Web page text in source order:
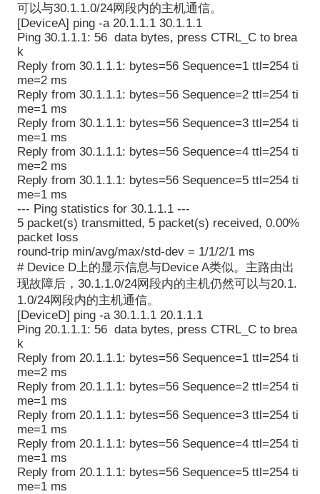
可以与30.1.1.0/24网段内的主机通信。
[DeviceA] ping -a 20.1.1.1 30.1.1.1
Ping 30.1.1.1: 56 data bytes, press CTRL_C to brea
k
Reply from 30.1.1.1: bytes=56 Sequence=1 ttl=254 ti
me=2 ms
Reply from 30.1.1.1: bytes=56 Sequence=2 ttl=254 ti
me=1 ms
Reply from 30.1.1.1: bytes=56 Sequence=3 ttl=254 ti
me=1 ms
Reply from 30.1.1.1: bytes=56 Sequence=4 ttl=254 ti
me=2 ms
Reply from 30.1.1.1: bytes=56 Sequence=5 ttl=254 ti
me=1 ms
--- Ping statistics for 30.1.1.1 ---
5 packet(s) transmitted, 5 packet(s) received, 0.00%
packet loss
round-trip min/avg/max/std-dev = 1/1/2/1 ms
# Device D上的显示信息与Device A类似。主路由出
现故障后，30.1.1.0/24网段内的主机仍然可以与20.1.
1.0/24网段内的主机通信。
[DeviceD] ping -a 30.1.1.1 20.1.1.1
Ping 20.1.1.1: 56 data bytes, press CTRL_C to brea
k
Reply from 20.1.1.1: bytes=56 Sequence=1 ttl=254 ti
me=2 ms
Reply from 20.1.1.1: bytes=56 Sequence=2 ttl=254 ti
me=1 ms
Reply from 20.1.1.1: bytes=56 Sequence=3 ttl=254 ti
me=1 ms
Reply from 20.1.1.1: bytes=56 Sequence=4 ttl=254 ti
me=1 ms
Reply from 20.1.1.1: bytes=56 Sequence=5 ttl=254 ti
me=1 ms